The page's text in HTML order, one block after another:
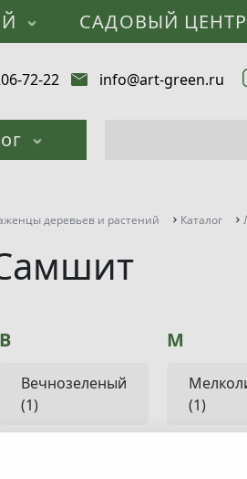
САДОВЫЙ ЦЕНТР
72-22 info@art-green.ru
деревьев и растений Каталог
В
Вечнозеленый
(1)
М
(1)